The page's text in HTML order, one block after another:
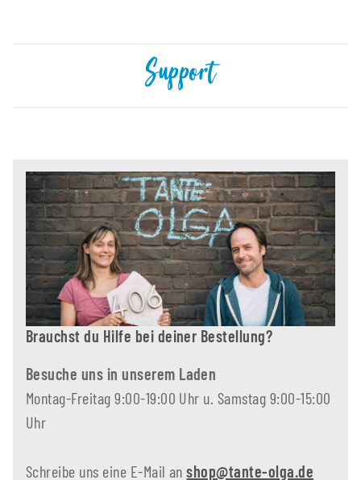
Support
Brauchst du Hilfe bei deiner Bestellung?
Besuche uns in unserem Laden
Montag-Freitag 9:00-19:00 Uhr u. Samstag 9:00-15:00
Uhr
Schreibe uns eine E-Mail anshop@tante-olga.de